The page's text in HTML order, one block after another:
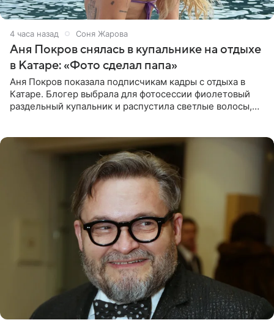
4 часа назад Соня Жарова
Аня Покров снялась в купальнике на отдыхе
в Катаре: «Фото сделал папа»
Аня Покров показала подписчикам кадры с отдыха в
Катаре. Блогер выбрала для фотосессии фиолетовый
раздельный купальник и распустила светлые волосы,